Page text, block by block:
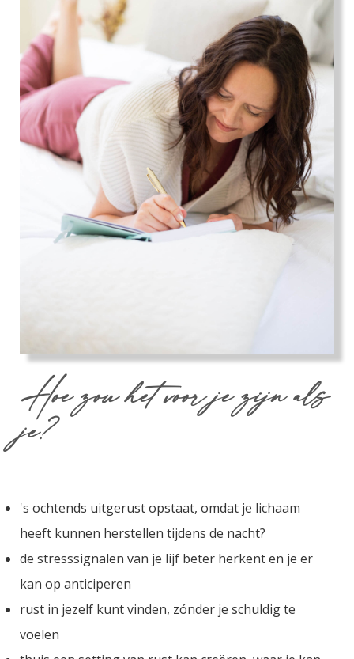
Hoe zou het voor je zijn als
je?
's ochtends uitgerust opstaat, omdat je lichaam
heeft kunnen herstellen tijdens de nacht?
de stresssignalen van je lijf beter herkent en je er
kan op anticiperen
rust in jezelf kunt vinden, zónder je schuldig te
voelen